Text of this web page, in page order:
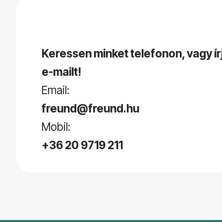
Keressen minket telefonon, vagy
e-mailt!
Email:
freund@freund.hu
Mobil:
+36 20 9719 211